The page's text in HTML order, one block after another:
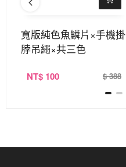
寬版純色魚鱗片×手機掛
脖吊繩×共三色
NT$ 100 $ 388